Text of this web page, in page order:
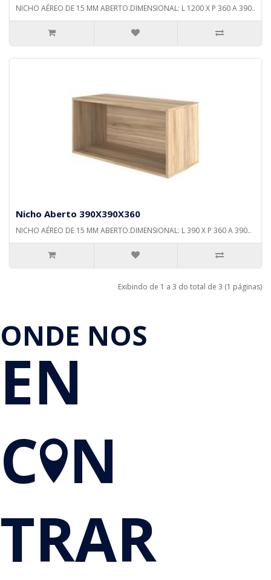
NICHO AÉREO DE 15 MM ABERTO.DIMENSIONAL: L 1200 X P 360 A 390..
Nicho Aberto 390X390X360
NICHO AÉREO DE 15 MM ABERTO.DIMENSIONAL: L 390 X P 360 A 390..
Exibindo de 1 a 3 do total de 3 (1 páginas)
ONDE NOS
EN
C N
TRAR